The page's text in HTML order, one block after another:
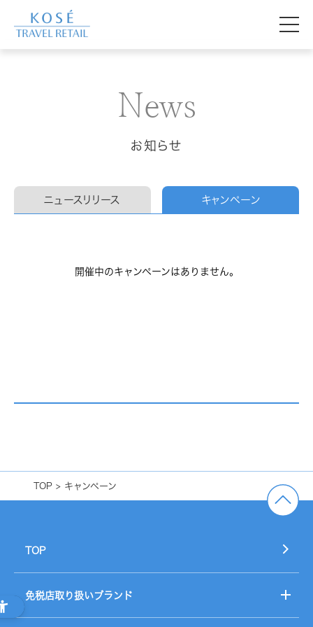
News
お知らせ
ニュースリリース キャンペーン
開催中のキャンペーンはありません。
TOP キャンペーン
TOP
免税店取り扱いブランド